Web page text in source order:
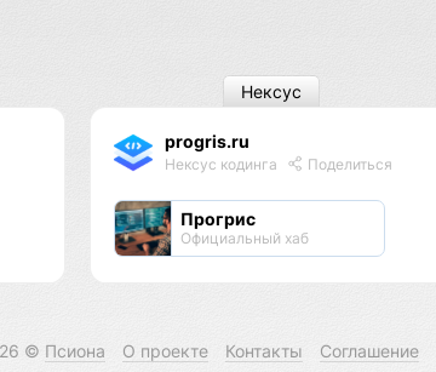
progris.ru
Нексус кодинга Поделиться
Прогрис
Официальный хаб
Нексус
© Псиона О проекте Контакты Соглашение